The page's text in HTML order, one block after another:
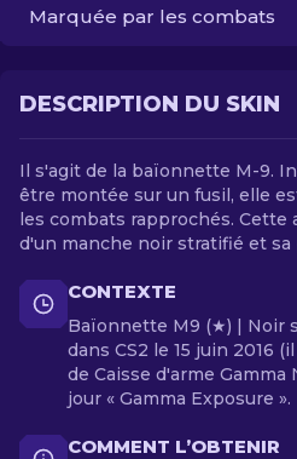
Marquée par les combats
DESCRIPTION DU SKIN
Il s'agit de la baïonnette M-9.
être montée sur un fusil, elle
les combats rapprochés. Cette
d'un manche noir stratifié et sa
CONTEXTE
Baïonnette M9 (★) | Noir
dans CS2 le 15 juin 2016
de Caisse d'arme Gamma
jour « Gamma Exposure ».
COMMENT L’OBTENIR